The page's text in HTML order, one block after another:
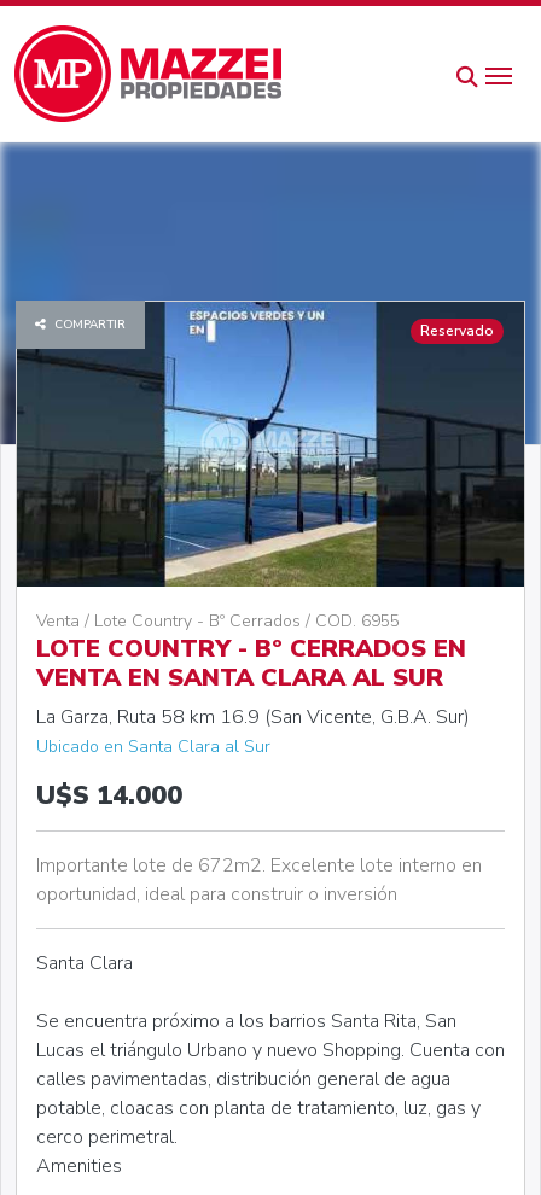
COMPARTIR Reservado
Venta / Lote Country - Bº Cerrados / COD. 6955
LOTE COUNTRY - Bº CERRADOS EN
VENTA EN SANTA CLARA AL SUR
La Garza, Ruta 58 km 16.9 (San Vicente, G.B.A. Sur)
Ubicado en Santa Clara al Sur
U$S 14.000
Importante lote de 672m2. Excelente lote interno en
oportunidad, ideal para construir o inversión
Santa Clara
Se encuentra próximo a los barrios Santa Rita, San
Lucas el triángulo Urbano y nuevo Shopping. Cuenta con
calles pavimentadas, distribución general de agua
potable, cloacas con planta de tratamiento, luz, gas y
cerco perimetral.
Amenities